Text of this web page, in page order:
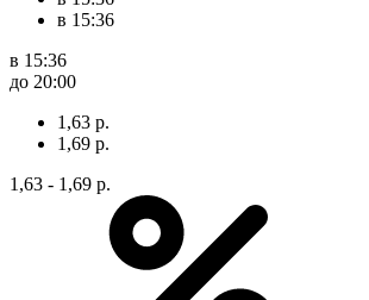
в 15:36
в 15:36
до 20:00
1,63 р.
1,69 р.
1,63 - 1,69 р.